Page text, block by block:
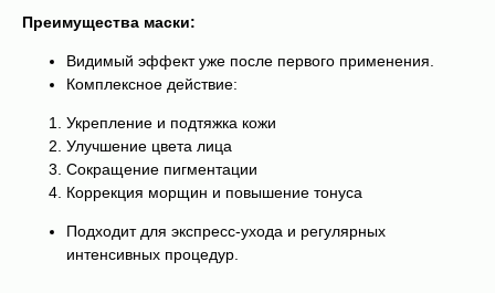
Преимущества маски:
Видимый эффект уже после первого применения.
Комплексное действие:
Укрепление и подтяжка кожи
Улучшение цвета лица
Сокращение пигментации
Коррекция морщин и повышение тонуса
Подходит для экспресс-ухода и регулярных
интенсивных процедур.